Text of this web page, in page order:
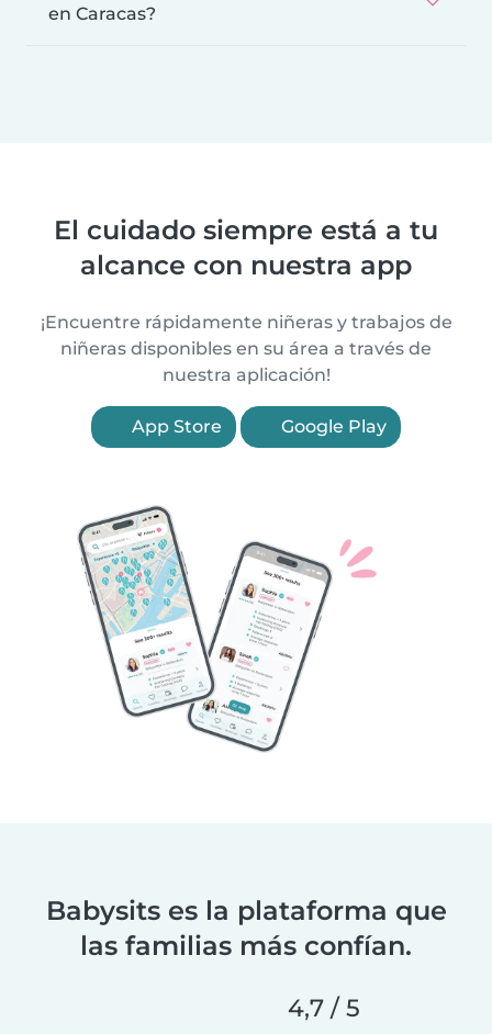
en Caracas?
El cuidado siempre está a tu
alcance con nuestra app
¡Encuentre rápidamente niñeras y trabajos de
niñeras disponibles en su área a través de
nuestra aplicación!
App Store Google Play
Babysits es la plataforma que
las familias más confían.
4,7 / 5